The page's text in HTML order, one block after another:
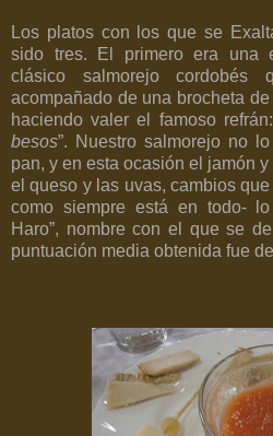
Los platos con los que se
sido tres. El primero era una
clásico salmorejo cordobés
acompañado de una brocheta
haciendo valer el famoso
besos”. Nuestro salmorejo no
pan, y en esta ocasión el jamón
el queso y las uvas, cambios
como siempre está en todo-
Haro”, nombre con el que se
puntuación media obtenida fue